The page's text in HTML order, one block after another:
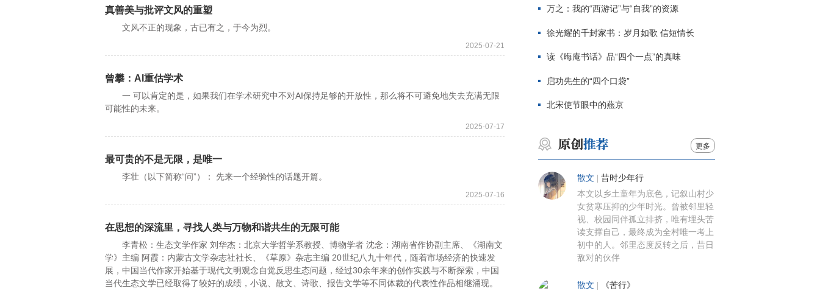
真善美与批评文风的重塑
文风不正的现象，古已有之，于今为烈。
2025-07-21
曾攀：AI重估学术
一 可以肯定的是，如果我们在学术研究中不对AI保持足够的开放性，那么将不可避免地失去充满无限
可能性的未来。
2025-07-17
最可贵的不是无限，是唯一
李壮（以下简称“问”）： 先来一个经验性的话题开篇。
2025-07-16
在思想的深流里，寻找人类与万物和谐共生的无限可能
李青松：生态文学作家 刘华杰：北京大学哲学系教授、博物学者 沈念：湖南省作协副主席、《湖南文
学》主编 阿霞：内蒙古文学杂志社社长、《草原》杂志主编 20世纪八九十年代，随着市场经济的快速发
展，中国当代作家开始基于现代文明观念自觉反思生态问题，经过30余年来的创作实践与不断探索，中国
当代生态文学已经取得了较好的成绩，小说、散文、诗歌、报告文学等不同体裁的代表性作品相继涌现。
万之：我的“西游记”与“自我”的资源
徐光耀的千封家书：岁月如歌 信短情长
读《晦庵书话》品“四个一点”的真味
启功先生的“四个口袋”
北宋使节眼中的燕京
更多
散文 昔时少年行
本文以乡土童年为底色，记叙山村少
女贫寒压抑的少年时光。曾被邻里轻
视、校园同伴孤立排挤，唯有埋头苦
读支撑自己，最终成为全村唯一考上
初中的人。邻里态度反转之后，昔日
敌对的伙伴
散文 《苦行》